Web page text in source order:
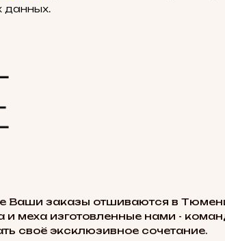
данных.
Ваши заказы отшиваются в
меха изготовленные нами -
своё эксклюзивное сочетание.